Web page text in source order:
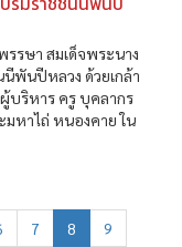
รษา สมเด็จพระนาง
พันปีหลวง ด้วยเกล้า
บริหาร ครู บุคลากร
มหาไถ่ หนองคาย ใน
7 8
9